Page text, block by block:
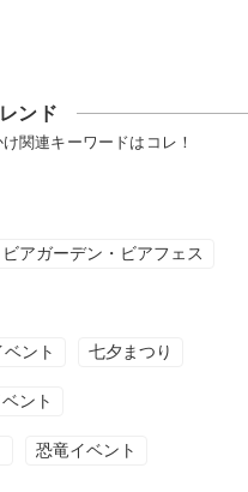
ンド
関連キーワードはコレ！
ビアガーデン・ビアフェス
ント 七夕まつり
ント
恐竜イベント